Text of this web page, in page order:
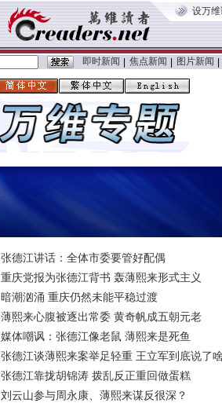
设万
即时新闻 焦点新闻 图片新闻
张德江讲话：全体市委要管好配偶
重庆党报为张德江背书 轰薄熙来形式主义
暗潮汹涌 重庆仍然未能平稳过渡
薄熙来心腹被逐出常委 黄奇帆成五朝元老
媒体嘲讽：张德江像老鼠 薄熙来是死鱼
张德江谈薄熙来案举足轻重 王立军到底说了啥
张德江靠拢胡锦涛 拨乱反正重回做蛋糕
刘云山参与周永康、薄熙来谋反很深？